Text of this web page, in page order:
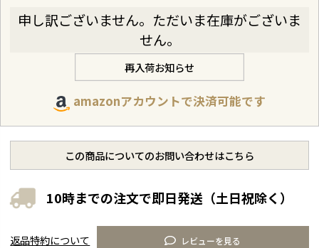
申し訳ございません。ただいま在庫がございま
せん。
再入荷お知らせ
amazonアカウントで決済可能です
10時までの注文で即日発送（土日祝除く）
この商品についてのお問い合わせはこちら
レビューを見る
返品特約について